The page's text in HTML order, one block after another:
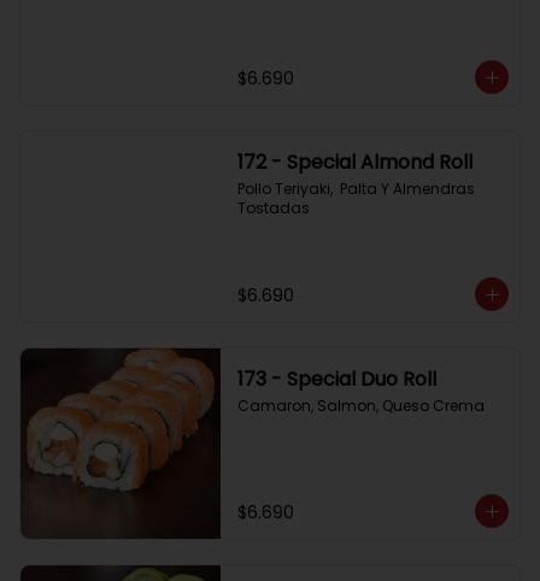
$6.690
172 - Special Almond Roll
Pollo Teriyaki,  Palta Y Almendras
Tostadas
$6.690
173 - Special Duo Roll
Camaron, Salmon, Queso Crema
$6.690